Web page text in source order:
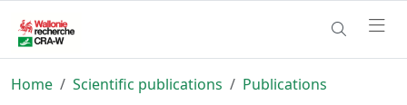
Home Scientific publications Publications